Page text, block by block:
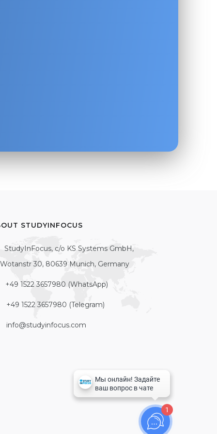
STUDYINFOCUS
StudyInFocus, c/o KS Systems GmbH,
Wotanstr 30, 80639 Munich, Germany
+49 1522 3657980 (WhatsApp)
+49 1522 3657980 (Telegram)
info@studyinfocus.com
1